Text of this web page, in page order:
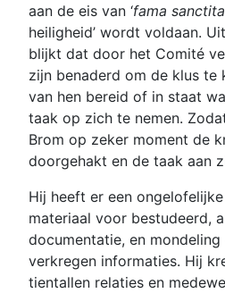
aan de eis van ‘fama
heiligheid’ wordt voldaan.
blijkt dat door het Comité
zijn benaderd om de klus te
van hen bereid of in staat
taak op zich te nemen.
Brom op zeker moment de
doorgehakt en de taak aan
Hij heeft er een
materiaal voor bestudeerd,
documentatie, en
verkregen informaties. Hij
tientallen relaties en